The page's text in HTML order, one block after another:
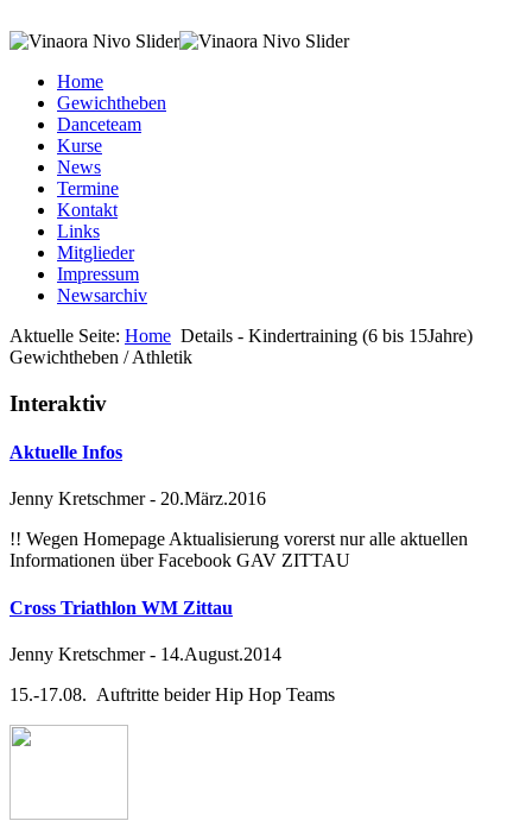
Home
Gewichtheben
Danceteam
Kurse
News
Termine
Kontakt
Links
Mitglieder
Impressum
Newsarchiv
Aktuelle Seite: Home Details - Kindertraining (6 bis 15Jahre)
Gewichtheben / Athletik
Interaktiv
Aktuelle Infos
Jenny Kretschmer- 20.März.2016
!! Wegen Homepage Aktualisierung vorerst nur alle aktuellen
Informationen über Facebook GAV ZITTAU
Cross Triathlon WM Zittau
Jenny Kretschmer- 14.August.2014
15.-17.08. Auftritte beider Hip Hop Teams